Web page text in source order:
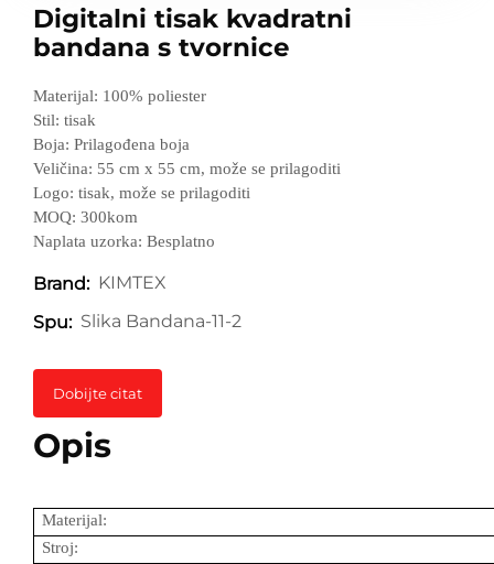
Digitalni tisak kvadratni
bandana s tvornice
Materijal: 100% poliester
Stil: tisak
Boja: Prilagođena boja
Veličina: 55 cm x 55 cm, može se prilagoditi
Logo: tisak, može se prilagoditi
MOQ: 300kom
Naplata uzorka: Besplatno
Brand: KIMTEX
Spu: Slika Bandana-11-2
Dobijte citat
Opis
Materijal:
Stroj: